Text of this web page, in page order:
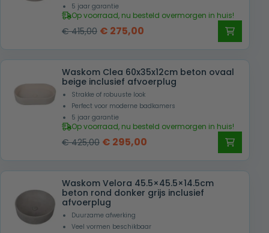
5 jaar garantie
Op voorraad, nu besteld overmorgen in huis!
€415,00 Oorspronkelijke
was:
€ 415,00.
€ 275,00
is:
€ 275,00.
Waskom Clea 60x35x12cm beton ovaal
beige inclusief afvoerplug
Strakke of robuuste look
Perfect voor moderne badkamers
5 jaar garantie
Op voorraad, nu besteld overmorgen in huis!
€425,00 Oorspronkelijke
was:
€ 425,00.
€ 295,00
is:
€ 295,00.
Waskom Velora 45.5×45.5×14.5cm
beton rond donker grijs inclusief
afvoerplug
Duurzame afwerking
Veel vormen beschikbaar